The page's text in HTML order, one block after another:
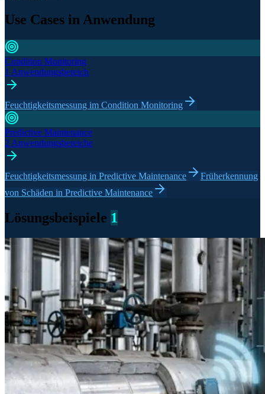
Use Cases in Anwendung
Condition Monitoring
1 Anwendungsbereich
Feuchtigkeitsmessung im Condition Monitoring
Predictive Maintenance
2 Anwendungsbereiche
Feuchtigkeitsmessung in Predictive Maintenance
Früherkennung
von Schäden in Predictive Maintenance
Lösungsbeispiele 1